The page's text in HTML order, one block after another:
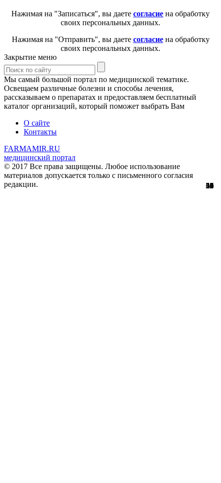
4
0
0
13
2
11
51
56
0
29
61
3
7
12
8
32
Нажимая на "Записаться", вы даете согласие на обработку
своих персональных данных.
Нажимая на "Отправить", вы даете согласиена обработку
своих персональных данных.
Закрытие меню
Мы самый большой портал по медицинской тематике.
Освещаем различные болезни и способы лечения,
рассказываем о препаратах и предоставляем бесплатный
каталог организаций, который поможет выбрать Вам
О сайте
Контакты
FARMAMIR.RU
медицинский портал
© 2017 Все права защищены. Любое использование
материалов допускается только с письменного согласия
редакции.